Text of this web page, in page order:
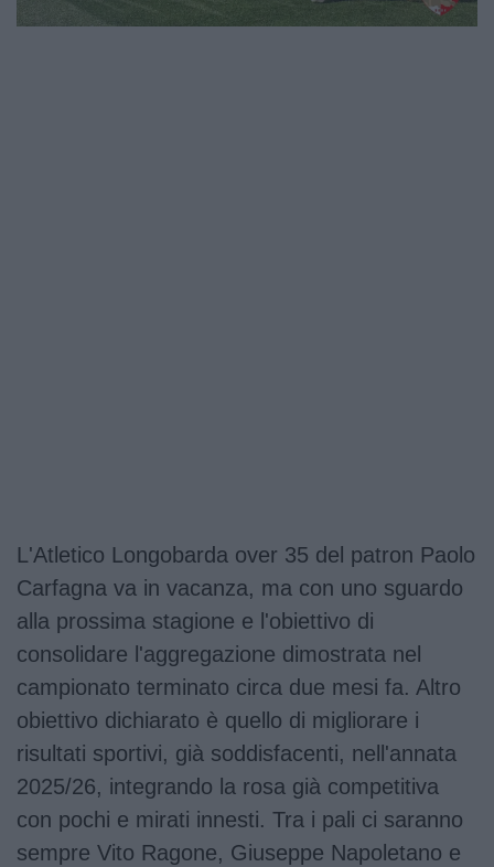
L'Atletico Longobarda over 35 del patron Paolo
Carfagna va in vacanza, ma con uno sguardo
alla prossima stagione e l'obiettivo di
consolidare l'aggregazione dimostrata nel
campionato terminato circa due mesi fa. Altro
obiettivo dichiarato è quello di migliorare i
risultati sportivi, già soddisfacenti, nell'annata
2025/26, integrando la rosa già competitiva
con pochi e mirati innesti. Tra i pali ci saranno
sempre Vito Ragone, Giuseppe Napoletano e